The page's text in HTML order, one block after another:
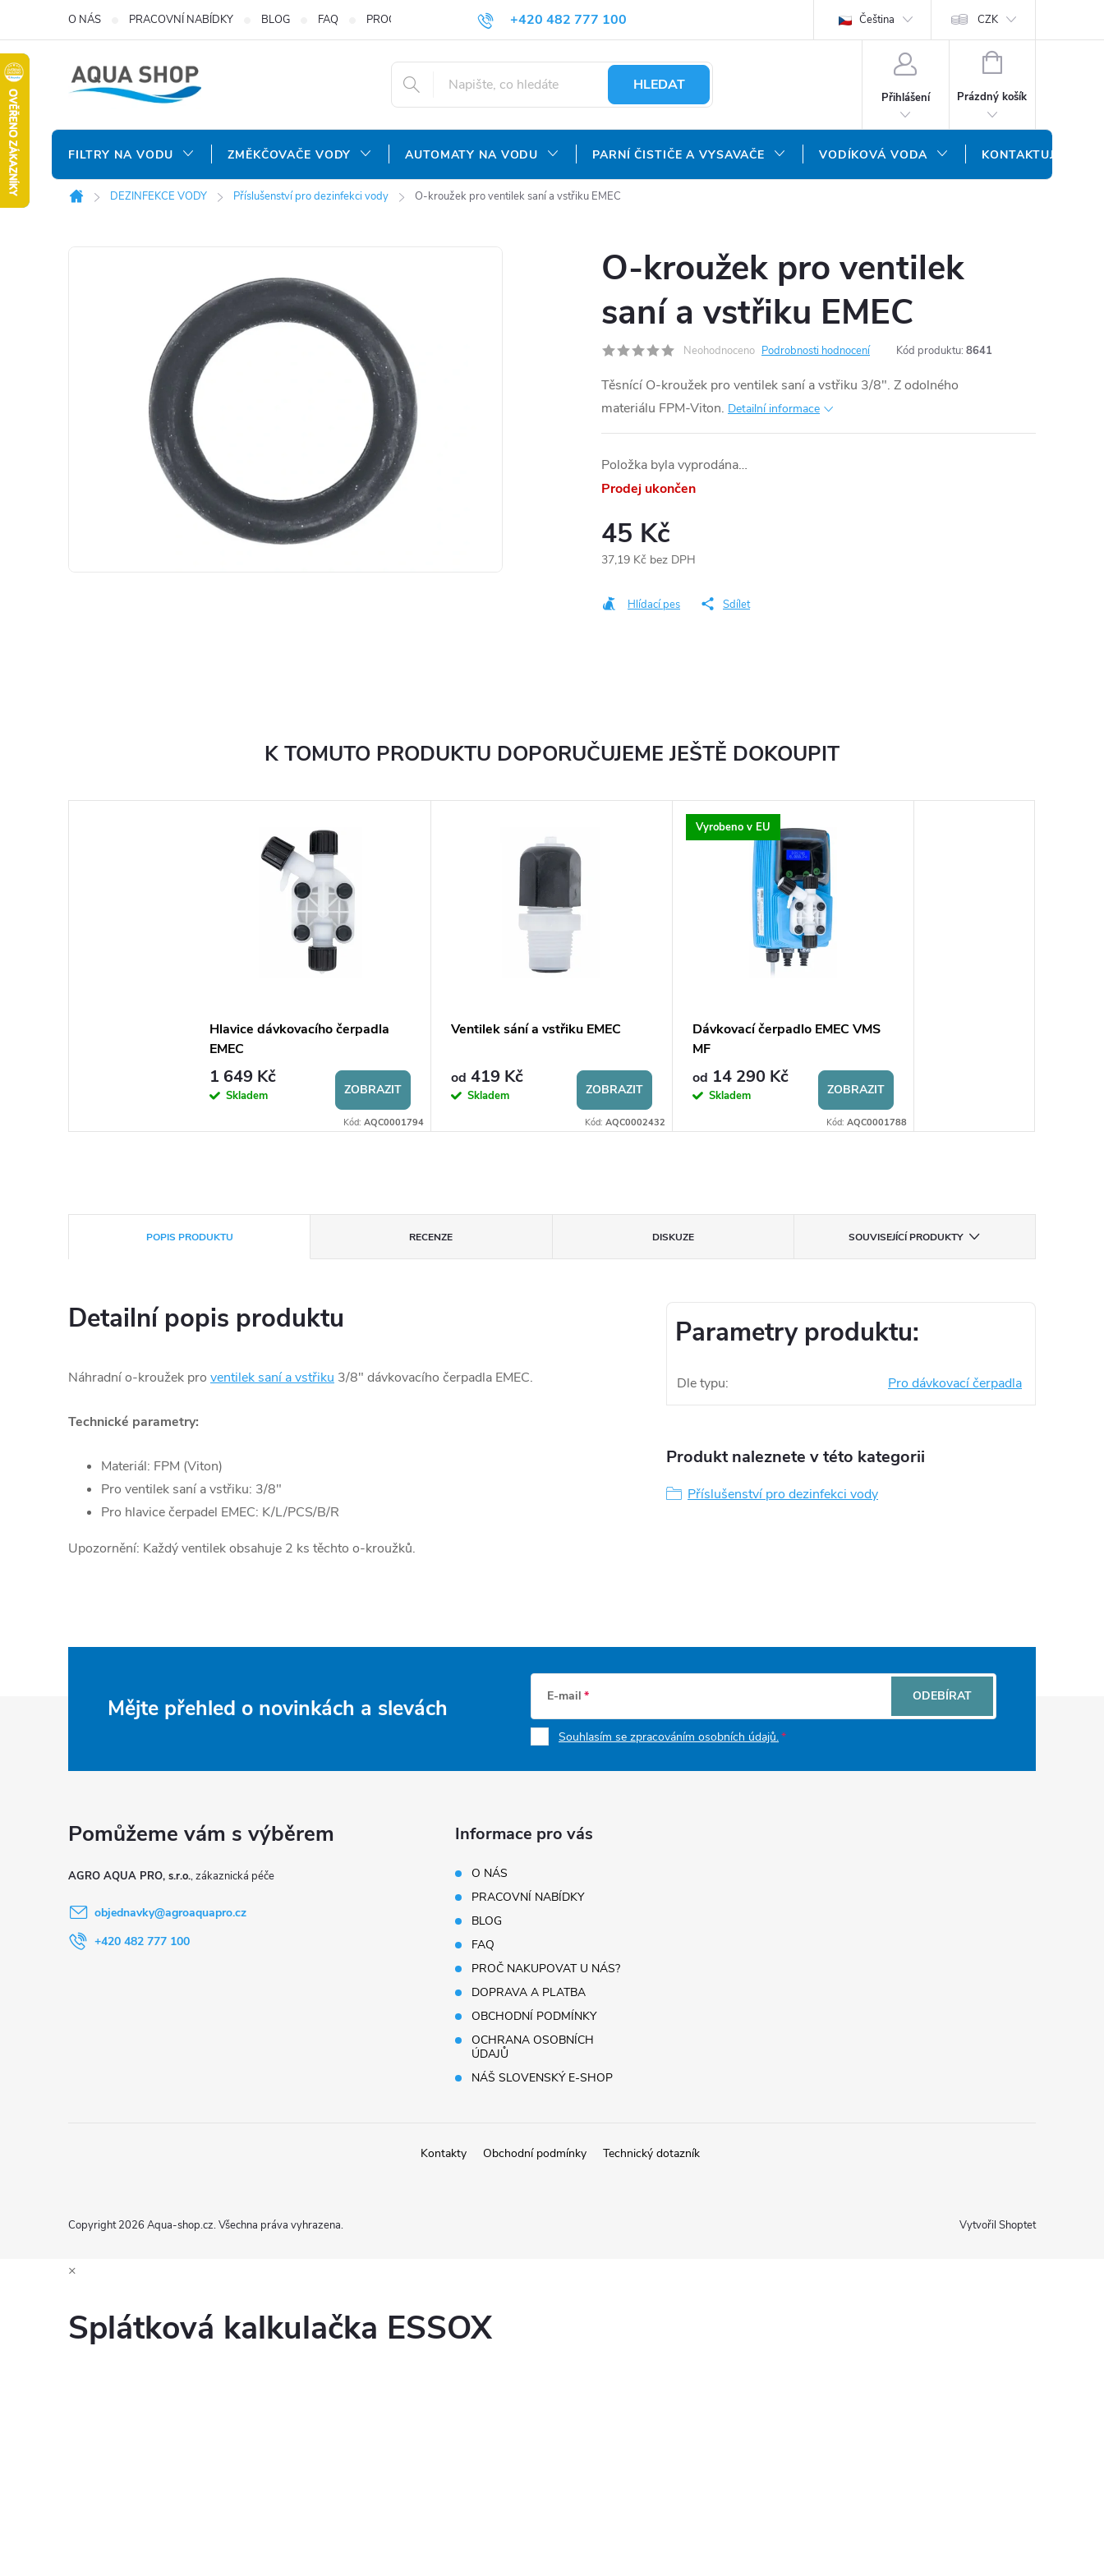
obsah
+420 482 777 100
objednavky@agroaquapro.cz
O NÁS PRACOVNÍ NABÍDKY BLOG FAQ PROČ NAKUPOVAT U NÁS? DOPRAVA A PLATBA OCHRANA OSOBNÍCH ÚDAJŮ NÁŠ SLOVENSKÝ E-
Čeština CZK
HLEDAT
Přihlášení
NÁKUPNÍ
Prázdný košík
FILTRY NA VODU ZMĚKČOVAČE VODY AUTOMATY NA VODU PARNÍ ČISTIČE A VYSAVAČE VODÍKOVÁ VODA KONTAKTUJTE NÁS
Domů
DEZINFEKCE VODY Příslušenství pro dezinfekci vody O-kroužek pro ventilek saní a vstřiku EMEC
O-kroužek pro ventilek
saní a vstřiku EMEC
Neohodnoceno Podrobnosti hodnocení Kód produktu: 8641
Těsnící O-kroužek pro ventilek saní a vstřiku 3/8". Z odolného
materiálu FPM-Viton. Detailní informace
Položka byla vyprodána…
Prodej ukončen
45 Kč
37,19 Kč bez DPH
cena:
Hlídací pes Sdílet
POPIS PRODUKTU RECENZE DISKUZE SOUVISEJÍCÍ PRODUKTY
Detailní popis produktu
Náhradní o-kroužek pro ventilek saní a vstřiku 3/8" dávkovacího čerpadla EMEC.
Technické parametry:
Materiál: FPM (Viton)
Pro ventilek saní a vstřiku: 3/8"
Pro hlavice čerpadel EMEC: K/L/PCS/B/R
Upozornění: Každý ventilek obsahuje 2 ks těchto o-kroužků.
Parametry produktu:
Dle typu: Pro dávkovací čerpadla
Produkt naleznete v této kategorii
Příslušenství pro dezinfekci vody
K TOMUTO PRODUKTU DOPORUČUJEME JEŠTĚ DOKOUPIT
Hlavice dávkovacího čerpadla
EMEC
1 649 Kč
Skladem ZOBRAZIT
Kód: AQC0001794
Ventilek sání a vstřiku EMEC
od 419 Kč
Skladem ZOBRAZIT
Kód: AQC0002432
Vyrobeno v EU
Dávkovací čerpadlo EMEC VMS
MF
od 14 290 Kč
Skladem ZOBRAZIT
Kód: AQC0001788
Mějte přehled o novinkách a slevách E-mail
Souhlasím se zpracováním osobních údajů.
ODEBÍRAT
AGRO AQUA PRO, s.r.o.
objednavky@agroaquapro.cz
+420 482 777 100
Informace pro vás
O NÁS
PRACOVNÍ NABÍDKY
BLOG
FAQ
PROČ NAKUPOVAT U NÁS?
DOPRAVA A PLATBA
OBCHODNÍ PODMÍNKY
OCHRANA OSOBNÍCH
ÚDAJŮ
NÁŠ SLOVENSKÝ E-SHOP
Kontakty Obchodní podmínky Technický dotazník
Vytvořil Shoptet
Copyright 2026 Aqua-shop.cz. Všechna práva vyhrazena.
×
Splátková kalkulačka ESSOX